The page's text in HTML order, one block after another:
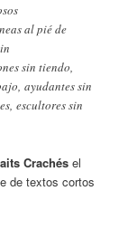
al pié de
sin tiendo,
ayudantes sin
escultores sin
Crachés el
de textos cortos